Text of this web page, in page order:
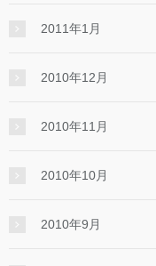
2011年1月
2010年12月
2010年11月
2010年10月
2010年9月